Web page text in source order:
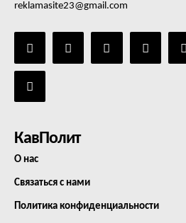
reklamasite23@gmail.com
КавПолит
О нас
Связаться с нами
Политика конфиденциальности